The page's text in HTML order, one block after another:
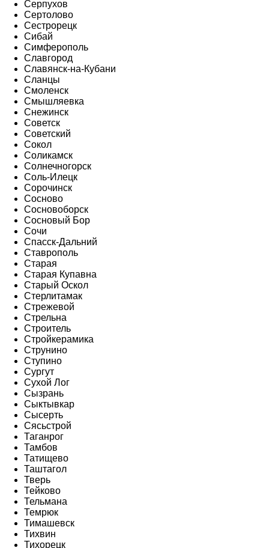
Серпухов
Сертолово
Сестрорецк
Сибай
Симферополь
Славгород
Славянск-на-Кубани
Сланцы
Смоленск
Смышляевка
Снежинск
Советск
Советский
Сокол
Соликамск
Солнечногорск
Соль-Илецк
Сорочинск
Сосново
Сосновоборск
Сосновый Бор
Сочи
Спасск-Дальний
Ставрополь
Старая
Старая Купавна
Старый Оскол
Стерлитамак
Стрежевой
Стрельна
Строитель
Стройкерамика
Струнино
Ступино
Сургут
Сухой Лог
Сызрань
Сыктывкар
Сысерть
Сясьстрой
Таганрог
Тамбов
Татищево
Таштагол
Тверь
Тейково
Тельмана
Темрюк
Тимашевск
Тихвин
Тихорецк